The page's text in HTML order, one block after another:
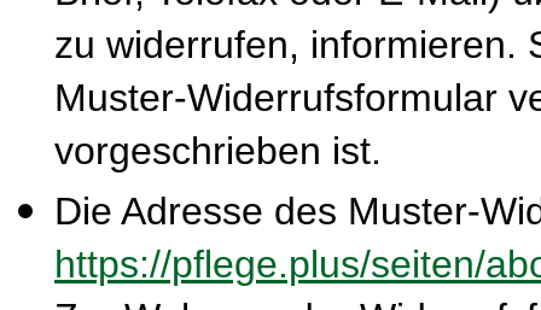
zu widerrufen, informieren.
Muster-Widerrufsformular
vorgeschrieben ist.
Die Adresse des Muster-
https://pflege.plus/seiten/